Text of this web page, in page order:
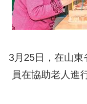
3月25日，在山東
員在協助老人進